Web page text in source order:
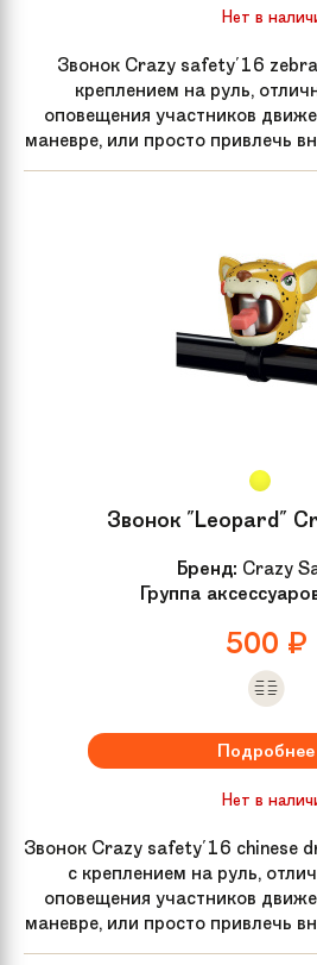
Нет в
Звонок Crazy safety'16
креплением на руль,
оповещения участников
маневре, или просто привлечь
Звонок "Leopard"
Бренд: Crazy
Группа
500 ₽
Подробнее
Нет в
Звонок Crazy safety'16 chinese
с креплением на руль,
оповещения участников
маневре, или просто привлечь